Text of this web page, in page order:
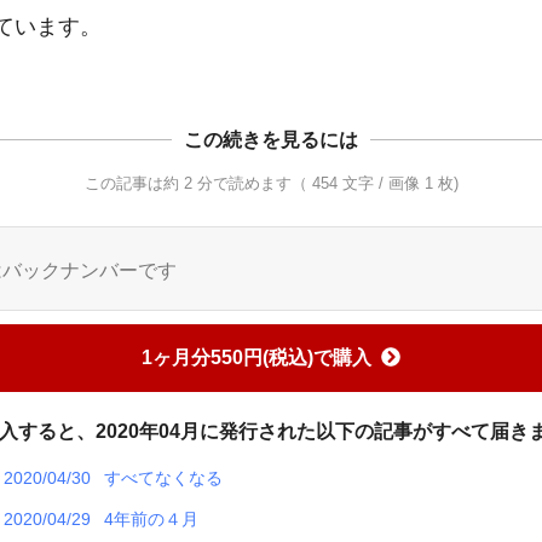
この続きを見るには
この記事は約 2 分で読めます（ 454 文字 / 画像 1 枚)
ックナンバーです
1ヶ月分550円(税込)で購入
すると、2020年04月に発行された以下の記事がすべて届き
2020/04/30 すべてなくなる
2020/04/29 4年前の４月